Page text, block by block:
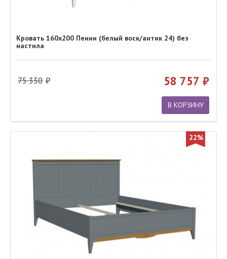
Кровать 160х200 Пенни (белый воск/антик 24) без
настила
75 330 58 757
В КОРЗИНУ
22%